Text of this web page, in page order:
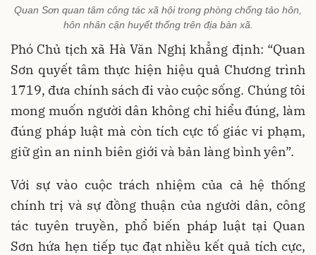
Quan Sơn quan tâm công tác xã hội trong phòng chống tảo hôn,
hôn nhân cận huyết thống trên địa bàn xã.
Phó Chủ tịch xã Hà Văn Nghị khẳng định: “Quan
Sơn quyết tâm thực hiện hiệu quả Chương trình
1719, đưa chính sách đi vào cuộc sống. Chúng tôi
mong muốn người dân không chỉ hiểu đúng, làm
đúng pháp luật mà còn tích cực tố giác vi phạm,
giữ gìn an ninh biên giới và bản làng bình yên”.
Với sự vào cuộc trách nhiệm của cả hệ thống
chính trị và sự đồng thuận của người dân, công
tác tuyên truyền, phổ biến pháp luật tại Quan
Sơn hứa hẹn tiếp tục đạt nhiều kết quả tích cực,